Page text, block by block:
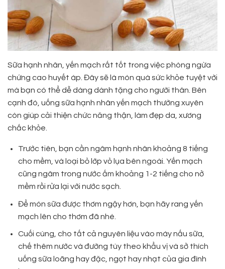
Sữa hạnh nhân, yến mạch rất tốt trong việc phòng ngừa
chứng cao huyết áp. Đây sẽ là món quà sức khỏe tuyệt vời
mà bạn có thể dễ dàng dành tặng cho người thân. Bên
cạnh đó, uống sữa hạnh nhân yến mạch thường xuyên
còn giúp cải thiện chức năng thận, làm đẹp da, xương
chắc khỏe.
Trước tiên, bạn cần ngâm hạnh nhân khoảng 8 tiếng
cho mềm, và loại bỏ lớp vỏ lụa bên ngoài. Yến mạch
cũng ngâm trong nước ấm khoảng 1-2 tiếng cho nở
mềm rồi rửa lại với nước sạch.
Để món sữa được thơm ngậy hơn, bạn hãy rang yến
mạch lên cho thơm đã nhé.
Cuối cùng, cho tất cả nguyên liệu vào máy nấu sữa,
chế thêm nước và đường tùy theo khẩu vị và sở thích
uống sữa loãng hay đặc, ngọt hay nhạt của gia đình